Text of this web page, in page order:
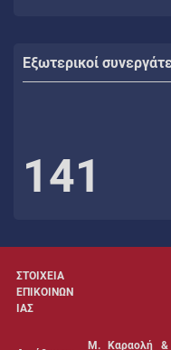
Εξωτερικοί
141
ΣΤΟΙΧΕΙΑ
ΕΠΙΚΟΙΝΩΝ
ΙΑΣ
Μ. Καραολή &